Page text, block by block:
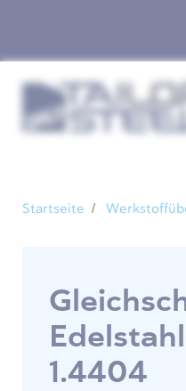
Startseite
1.4404